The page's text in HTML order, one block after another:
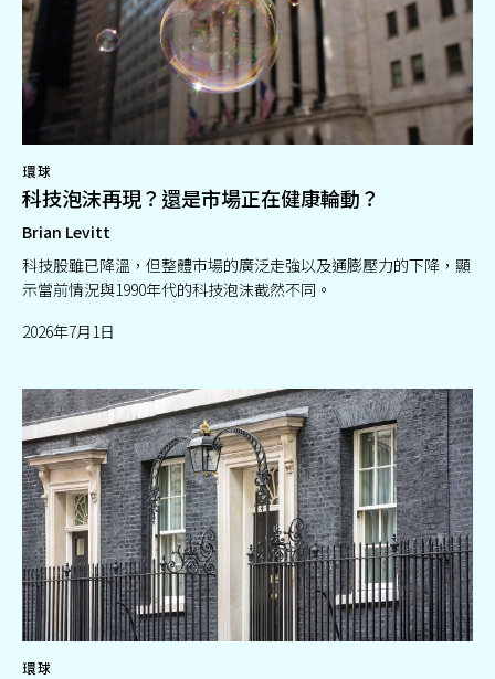
環球
科技泡沫再現？還是市場正在健康輪動？
Brian Levitt
科技股雖已降溫，但整體市場的廣泛走強以及通膨壓力的下降，顯
示當前情況與1990年代的科技泡沫截然不同。
2026年7月1日
環球